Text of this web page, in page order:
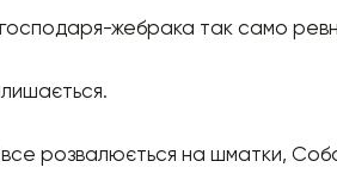
жебрака так само
все розвалюється на шматки,